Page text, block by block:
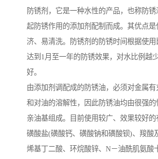
防锈剂，它是一种水性的产品，也称防
起防锈作用的添加剂配制而成。其优点
济、易清洗。防锈剂的防锈时间根据使
达到1月至一年的防锈效果，对水比例越
好。
由添加剂调配成的防锈油，必须对金属
和对油的溶解性，因此防锈油均由很强
亲油基组成。目前使用较广、效果较好的
磺酸盐(磺酸钙、磺酸钠和磺酸钡)、羧酸
烯基丁二酸、环烷酸锌、N－油酰肌氨酸